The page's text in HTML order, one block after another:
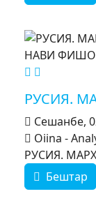
РУСИЯ.
Сешанбе,
Oiina -
РУСИЯ.
Бештар